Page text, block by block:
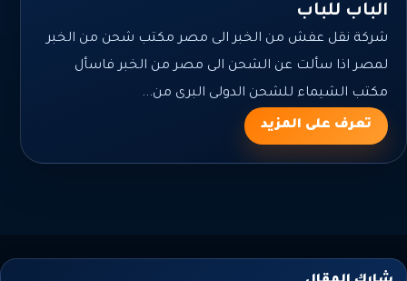
الباب للباب
شركة نقل عفش من الخبر الى مصر مكتب شحن من الخبر
لمصر اذا سألت عن الشحن الى مصر من الخبر فاسأل
مكتب الشيماء للشحن الدولى البرى من...
تعرف على المزيد